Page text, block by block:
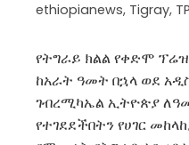
ethiopianews, Tigray,
የትግራይ ክልል የቀድሞ
ከአራት ዓመት በኋላ ወደ
ገብረሚካኤል ኢትዮጵያ
የተገደደችበትን የሀገር